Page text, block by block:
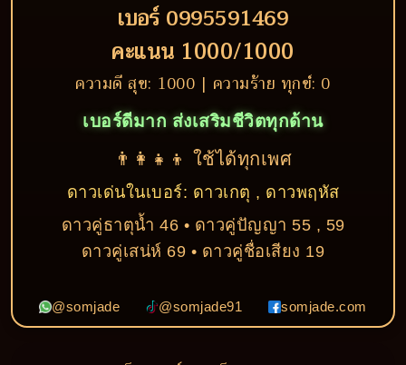
เบอร์ 0995591469
คะแนน 1000/1000
ความดี สุข: 1000 | ความร้าย ทุกข์: 0
เบอร์ดีมาก ส่งเสริมชีวิตทุกด้าน
👨‍👩‍👧‍👦 ใช้ได้ทุกเพศ
ดาวเด่นในเบอร์: ดาวเกตุ , ดาวพฤหัส
ดาวคู่ธาตุน้ำ 46 • ดาวคู่ปัญญา 55 , 59
ดาวคู่เสน่ห์ 69 • ดาวคู่ชื่อเสียง 19
@somjade @somjade91 somjade.com